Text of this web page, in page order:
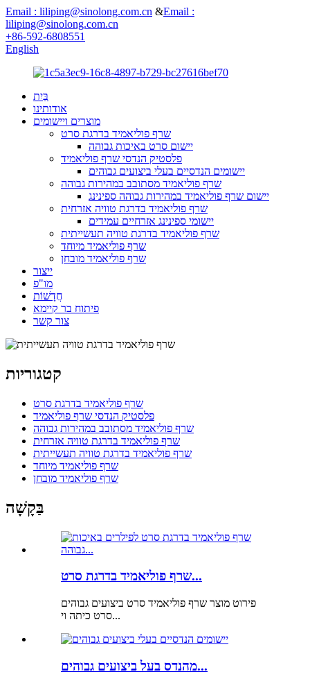
Email : liliping@sinolong.com.cn &Email :
liliping@sinolong.com.cn
+86-592-6808551
English
בַּיִת
אודותינו
מוצרים ויישומים
שרף פוליאמיד בדרגת סרט
יישום סרט באיכות גבוהה
פלסטיק הנדסי שרף פוליאמיד
יישומים הנדסיים בעלי ביצועים גבוהים
שרף פוליאמיד מסתובב במהירות גבוהה
יישום שרף פוליאמיד במהירות גבוהה ספינינג
שרף פוליאמיד בדרגת טוויה אזרחית
יישומי ספינינג אזרחיים עמידים
שרף פוליאמיד בדרגת טוויה תעשייתית
שרף פוליאמיד מיוחד
שרף פוליאמיד מובחן
ייצור
מו"פ
חֲדָשׁוֹת
פיתוח בר קיימא
צור קשר
קטגוריות
שרף פוליאמיד בדרגת סרט
פלסטיק הנדסי שרף פוליאמיד
שרף פוליאמיד מסתובב במהירות גבוהה
שרף פוליאמיד בדרגת טוויה אזרחית
שרף פוליאמיד בדרגת טוויה תעשייתית
שרף פוליאמיד מיוחד
שרף פוליאמיד מובחן
בַּקָשָׁה
שרף פוליאמיד בדרגת סרט...
פירוט מוצר שרף פוליאמיד סרט ביצועים גבוהים
סרט כיתה וי...
מהנדס בעל ביצועים גבוהים...